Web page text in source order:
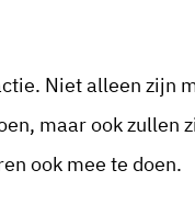
Niet alleen zijn
maar ook zullen
ook mee te doen.